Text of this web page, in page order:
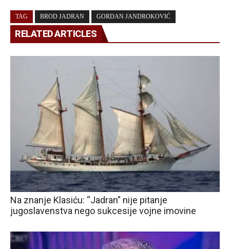
TAG BROD JADRAN GORDAN JANDROKOVIĆ
RELATED ARTICLES
Na znanje Klasiću: “Jadran” nije pitanje
jugoslavenstva nego sukcesije vojne imovine